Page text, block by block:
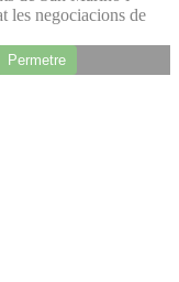
les negociacions de
Permetre